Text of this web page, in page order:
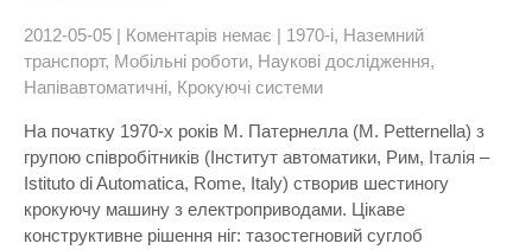
2012-05-05 | Коментарів немає | 1970-і, Наземний
транспорт, Мобільні роботи, Наукові дослідження,
Напівавтоматичні, Крокуючі системи
На початку 1970-х років М. Патернелла (M. Petternella) з
групою співробітників (Інститут автоматики, Рим, Італія –
Istituto di Automatica, Rome, Italy) створив шестиногу
крокуючу машину з електроприводами. Цікаве
конструктивне рішення ніг: тазостегновий суглоб